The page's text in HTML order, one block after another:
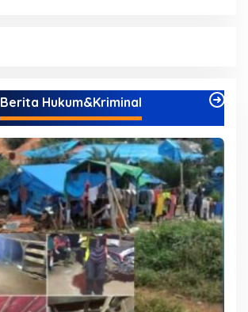
Berita Hukum&Kriminal